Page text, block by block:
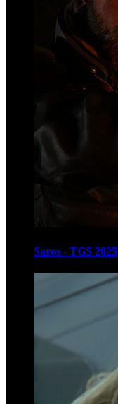
Saros - TGS 2025